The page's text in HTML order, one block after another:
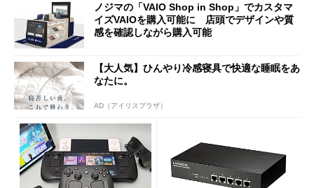
ノジマの「VAIO Shop in Shop」でカスタマ
イズVAIOを購入可能に 店頭でデザインや質
感を確認しながら購入可能
【大人気】ひんやり冷感寝具で快適な睡眠をあ
なたに。
AD（アイリスプラザ）